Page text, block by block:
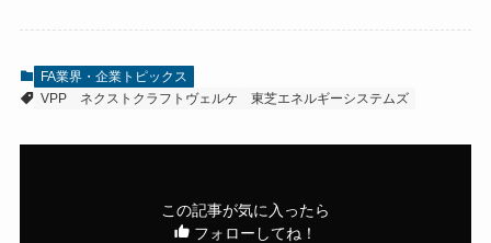
FA業界・企業トピックス
VPP
ネクストクラフトヴェルケ 東芝エネルギーシステムズ
この記事が気に入ったら
フォローしてね！